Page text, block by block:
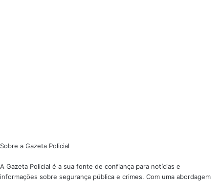
Sobre a Gazeta Policial
A Gazeta Policial é a sua fonte de confiança para notícias e
informações sobre segurança pública e crimes. Com uma abordagem